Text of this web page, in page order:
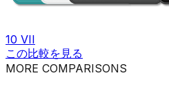
10 VII
この比較を見る
MORE COMPARISONS